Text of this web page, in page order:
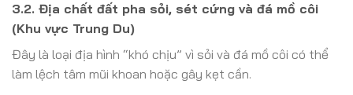
3.2. Địa chất đất pha sỏi, sét cứng và đá mồ côi
(Khu vực Trung Du)
Đây là loại địa hình “khó chịu” vì sỏi và đá mồ côi có thể
làm lệch tâm mũi khoan hoặc gây kẹt cần.